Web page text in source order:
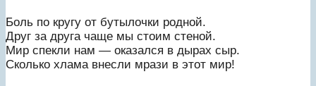
Боль по кругу от бутылочки родной.
Друг за друга чаще мы стоим стеной.
Мир спекли нам — оказался в дырах сыр.
Сколько хлама внесли мрази в этот мир!